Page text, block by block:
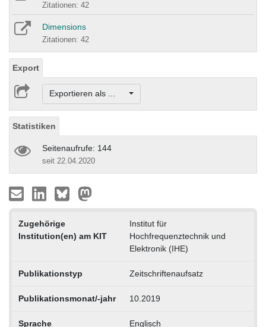
Zitationen: 42
Dimensions
Zitationen: 42
Export
Exportieren als ...
Statistiken
Seitenaufrufe: 144
seit 22.04.2020
Zugehörige
Institution(en) am KIT
Institut für
Hochfrequenztechnik und
Elektronik (IHE)
Publikationstyp Zeitschriftenaufsatz
Publikationsmonat/-jahr 10.2019
Sprache Englisch